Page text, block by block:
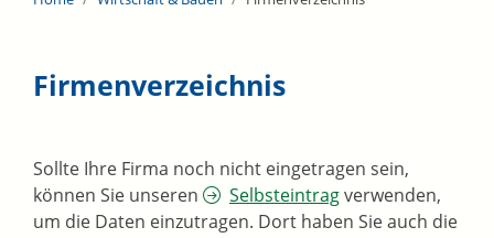
Firmenverzeichnis
Sollte Ihre Firma noch nicht eingetragen sein,
können Sie unseren
Selbsteintragverwenden,
um die Daten einzutragen. Dort haben Sie auch die